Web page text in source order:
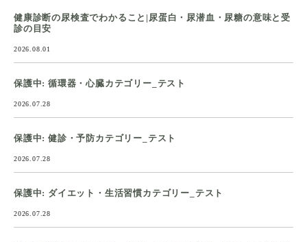
健康診断の尿検査でわかること|尿蛋白・尿潜血・尿糖の意味と受
診の目安
2026.08.01
保護中: 循環器・心臓カテゴリー_テスト
2026.07.28
保護中: 健診・予防カテゴリー_テスト
2026.07.28
保護中: ダイエット・生活習慣カテゴリー_テスト
2026.07.28